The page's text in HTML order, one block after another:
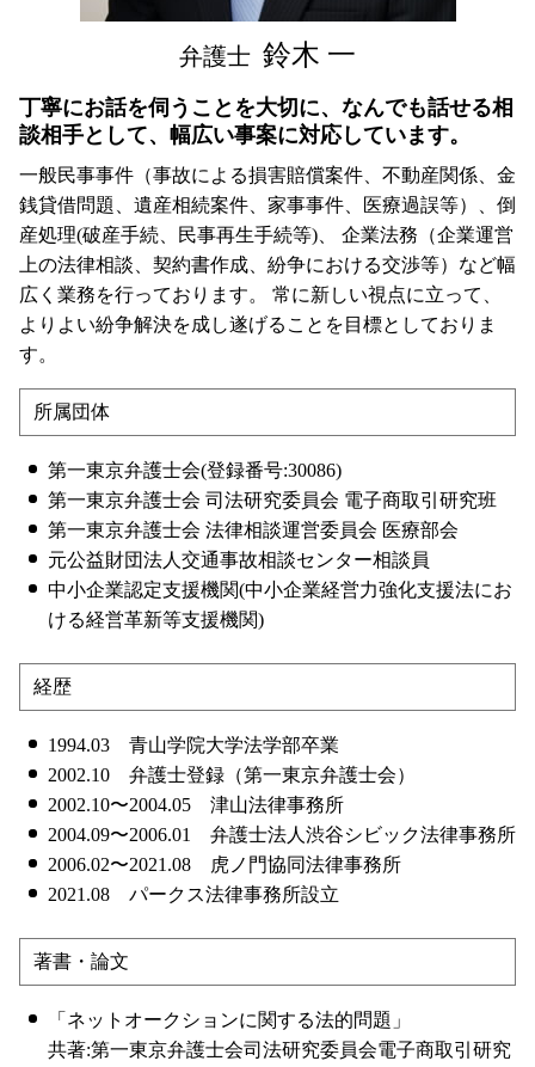
弁護士 鈴木 一
丁寧にお話を伺うことを大切に、なんでも話せる相
談相手として、幅広い事案に対応しています。
一般民事事件（事故による損害賠償案件、不動産関係、金
銭貸借問題、遺産相続案件、家事事件、医療過誤等）、倒
産処理(破産手続、民事再生手続等)、 企業法務（企業運営
上の法律相談、契約書作成、紛争における交渉等）など幅
広く業務を行っております。 常に新しい視点に立って、
よりよい紛争解決を成し遂げることを目標としておりま
す。
所属団体
第一東京弁護士会(登録番号:30086)
第一東京弁護士会 司法研究委員会 電子商取引研究班
第一東京弁護士会 法律相談運営委員会 医療部会
元公益財団法人交通事故相談センター相談員
中小企業認定支援機関(中小企業経営力強化支援法にお
ける経営革新等支援機関)
経歴
1994.03 青山学院大学法学部卒業
2002.10 弁護士登録（第一東京弁護士会）
2002.10〜2004.05 津山法律事務所
2004.09〜2006.01 弁護士法人渋谷シビック法律事務所
2006.02〜2021.08 虎ノ門協同法律事務所
2021.08 パークス法律事務所設立
著書・論文
「ネットオークションに関する法的問題」
共著:第一東京弁護士会司法研究委員会電子商取引研究